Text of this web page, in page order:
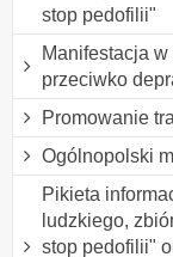
stop pedofilii"
Manifestacja
przeciwko
Promowanie
Ogólnopolski
Pikieta
ludzkiego,
stop pedofilii"